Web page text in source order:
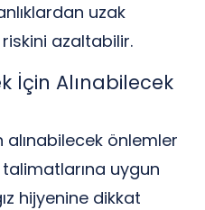
uzak
azaltabilir.
İçin Alınabilecek
alınabilecek önlemler
uygun
hijyenine dikkat